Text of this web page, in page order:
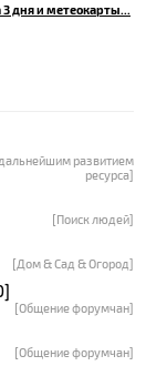
3 дня и метеокарты...
развитием
ресурса]
[Поиск людей]
[Дом & Сад & Огород]
[Общение форумчан]
[Общение форумчан]